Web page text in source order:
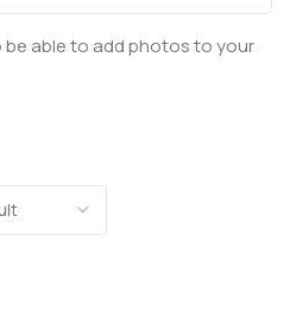
be able to add photos to your